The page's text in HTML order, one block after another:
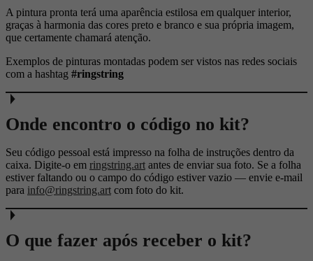
A pintura pronta terá uma aparência estilosa em qualquer interior,
graças à harmonia das cores preto e branco e sua própria imagem,
que certamente chamará atenção.
Exemplos de pinturas montadas podem ser vistos nas redes sociais
com a hashtag #ringstring
Onde encontro o código no kit?
Seu código pessoal está impresso na folha de instruções dentro da
caixa. Digite-o em ringstring.art antes de enviar sua foto. Se a folha
estiver faltando ou o campo do código estiver vazio — envie e-mail
para info@ringstring.art com foto do kit.
O que fazer após receber o kit?